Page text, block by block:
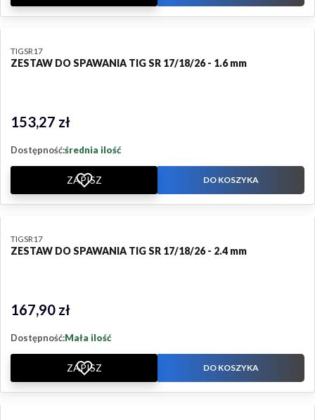
ZESTAW DO SPAWANIA TIG SR 17/18/26 - 1.6 mm
PRODUCENT
TIGSR17
Cena
153,27 zł
Dostępność:średnia ilość
ZAPISZ DO KOSZYKA
ZESTAW DO SPAWANIA TIG SR 17/18/26 - 2.4 mm
PRODUCENT
TIGSR17
Cena
167,90 zł
Dostępność:Mała ilość
ZAPISZ DO KOSZYKA